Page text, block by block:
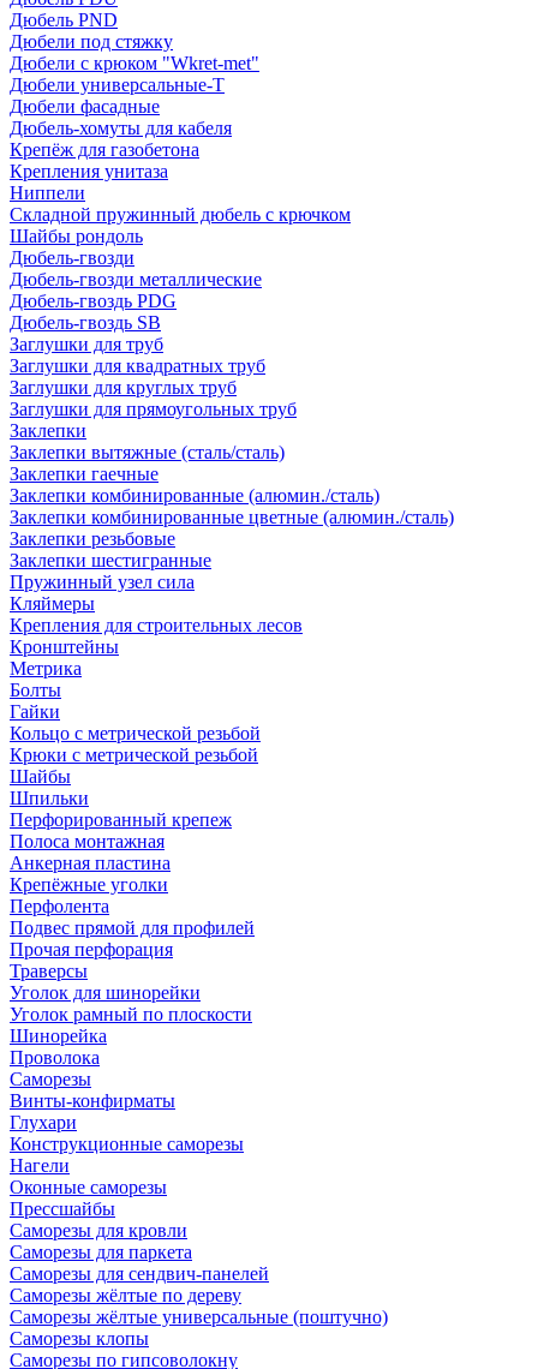
Дюбель PND
Дюбели под стяжку
Дюбели с крюком "Wkret-met"
Дюбели универсальные-Т
Дюбели фасадные
Дюбель-хомуты для кабеля
Крепёж для газобетона
Крепления унитаза
Ниппели
Складной пружинный дюбель с крючком
Шайбы рондоль
Дюбель-гвозди
Дюбель-гвозди металлические
Дюбель-гвоздь PDG
Дюбель-гвоздь SB
Заглушки для труб
Заглушки для квадратных труб
Заглушки для круглых труб
Заглушки для прямоугольных труб
Заклепки
Заклепки вытяжные (сталь/сталь)
Заклепки гаечные
Заклепки комбинированные (алюмин./сталь)
Заклепки комбинированные цветные (алюмин./сталь)
Заклепки резьбовые
Заклепки шестигранные
Пружинный узел сила
Кляймеры
Крепления для строительных лесов
Кронштейны
Метрика
Болты
Гайки
Кольцо с метрической резьбой
Крюки с метрической резьбой
Шайбы
Шпильки
Перфорированный крепеж
Полоса монтажная
Анкерная пластина
Крепёжные уголки
Перфолента
Подвес прямой для профилей
Прочая перфорация
Траверсы
Уголок для шинорейки
Уголок рамный по плоскости
Шинорейка
Проволока
Саморезы
Винты-конфирматы
Глухари
Конструкционные саморезы
Нагели
Оконные саморезы
Прессшайбы
Саморезы для кровли
Саморезы для паркета
Саморезы для сендвич-панелей
Саморезы жёлтые по дереву
Саморезы жёлтые универсальные (поштучно)
Саморезы клопы
Саморезы по гипсоволокну